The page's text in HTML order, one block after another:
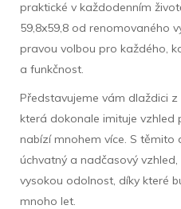
praktické v každodenním
59,8x59,8 od renomovaného
pravou volbou pro každého,
a funkčnost.
Představujeme vám dlaždici
která dokonale imituje vzhled
nabízí mnohem více. S těmito
úchvatný a nadčasový
vysokou odolnost, díky které
mnoho let.